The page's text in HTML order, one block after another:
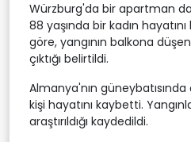
Würzburg'da bir apartman
88 yaşında bir kadın
göre, yangının balkona
çıktığı belirtildi.
Almanya'nın güneybatısında
kişi hayatını kaybetti.
araştırıldığı kaydedildi.